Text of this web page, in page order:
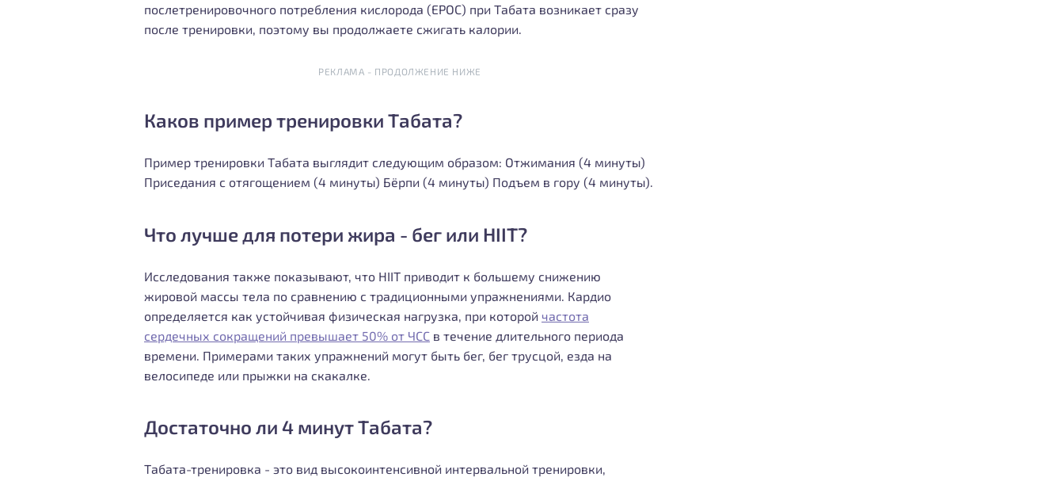
послетренировочного потребления кислорода (EPOC) при Табата возникает сразу
после тренировки, поэтому вы продолжаете сжигать калории.
РЕКЛАМА - ПРОДОЛЖЕНИЕ НИЖЕ
Каков пример тренировки Табата?
Пример тренировки Табата выглядит следующим образом: Отжимания (4 минуты)
Приседания с отягощением (4 минуты) Бёрпи (4 минуты) Подъем в гору (4 минуты).
Что лучше для потери жира - бег или HIIT?
Исследования также показывают, что HIIT приводит к большему снижению
жировой массы тела по сравнению с традиционными упражнениями. Кардио
определяется как устойчивая физическая нагрузка, при которой частота
сердечных сокращений превышает 50% от ЧСС в течение длительного периода
времени. Примерами таких упражнений могут быть бег, бег трусцой, езда на
велосипеде или прыжки на скакалке.
Достаточно ли 4 минут Табата?
Табата-тренировка - это вид высокоинтенсивной интервальной тренировки,